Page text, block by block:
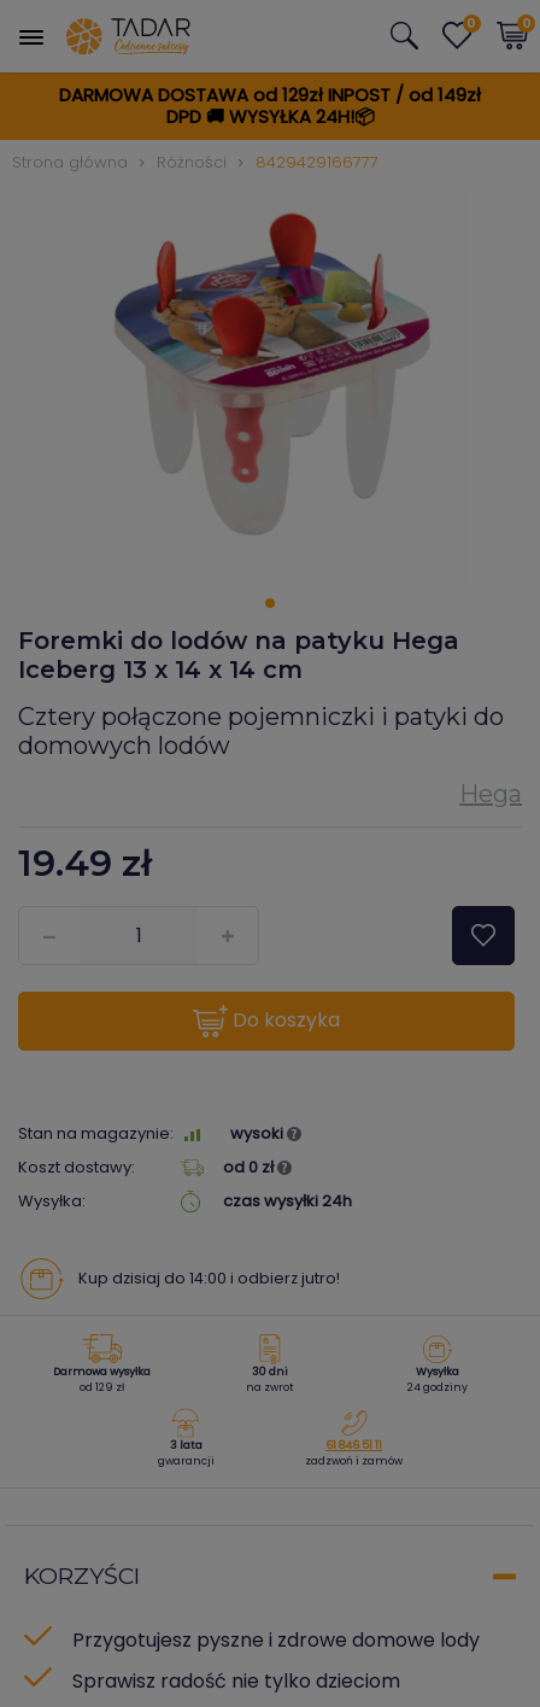
DARMOWA DOSTAWA od 129zł INPOST / od 149zł
DPD🚚WYSYŁKA 24H!📦
0 0
Strona główna Różności 8429429166777
Foremki do lodów na patyku Hega
Iceberg 13 x 14 x 14 cm
Cztery połączone pojemniczki i patyki do
domowych lodów
19.49 zł
do koszyka
Stan na magazynie:
wysoki
Koszt dostawy:
od 0 zł
Wysyłka:
czas wysyłki 24h
Kup dzisiaj do 14:00 i odbierz jutro!
Darmowa wysyłka
od 129 zł
30 dni
na zwrot
Wysyłka
24 godziny
3 lata
gwarancji
61 846 51 11
zadzwoń i zamów
KORZYŚCI
Przygotujesz pyszne i zdrowe domowe lody
Sprawisz radość nie tylko dzieciom